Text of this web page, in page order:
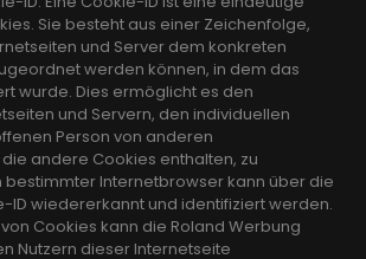
Sie besteht aus einer Zeichenfolge,
und Server dem konkreten
werden können, in dem das
wurde. Dies ermöglicht es den
und Servern, den individuellen
Person von anderen
andere Cookies enthalten, zu
bestimmter Internetbrowser kann über die
ID wiedererkannt und identifiziert werden.
Cookies kann die Roland Werbung
Nutzern dieser Internetseite